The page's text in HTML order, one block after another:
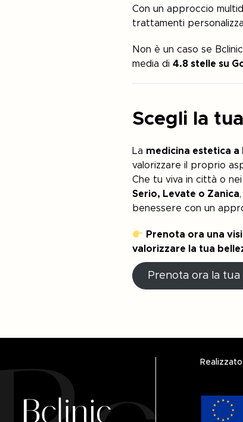
Con un approccio
trattamenti
Non è un caso se
media di 4.8 stelle su
Scegli la
La medicina estetica a
valorizzare il proprio
Che tu viva in città o
Serio, Levate o Zanica
benessere con un
Prenota ora una
valorizzare la tua
Prenota ora la tua